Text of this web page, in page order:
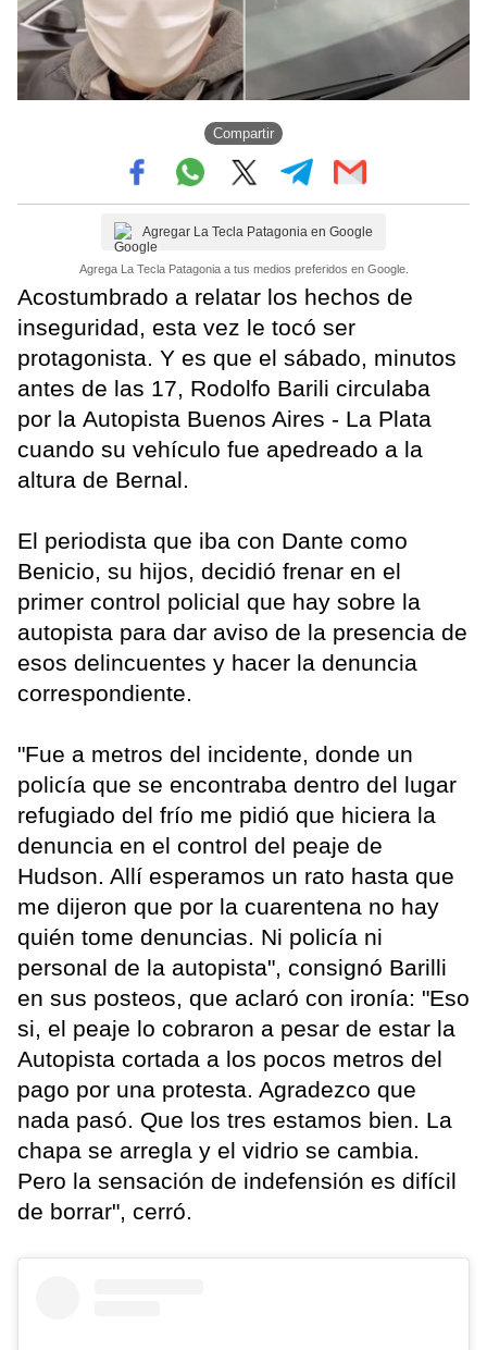
Compartir
Agregar La Tecla Patagonia en Google
Agrega La Tecla Patagonia a tus medios preferidos en Google.
Acostumbrado a relatar los hechos de
inseguridad, esta vez le tocó ser
protagonista. Y es que el sábado, minutos
antes de las 17, Rodolfo Barili circulaba
por la Autopista Buenos Aires - La Plata
cuando su vehículo fue apedreado a la
altura de Bernal.
El periodista que iba con Dante como
Benicio, su hijos, decidió frenar en el
primer control policial que hay sobre la
autopista para dar aviso de la presencia de
esos delincuentes y hacer la denuncia
correspondiente.
"Fue a metros del incidente, donde un
policía que se encontraba dentro del lugar
refugiado del frío me pidió que hiciera la
denuncia en el control del peaje de
Hudson. Allí esperamos un rato hasta que
me dijeron que por la cuarentena no hay
quién tome denuncias. Ni policía ni
personal de la autopista", consignó Barilli
en sus posteos, que aclaró con ironía: "Eso
si, el peaje lo cobraron a pesar de estar la
Autopista cortada a los pocos metros del
pago por una protesta. Agradezco que
nada pasó. Que los tres estamos bien. La
chapa se arregla y el vidrio se cambia.
Pero la sensación de indefensión es difícil
de borrar", cerró.